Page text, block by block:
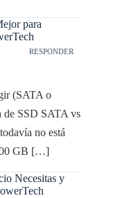
para
RESPONDER
(SATA o
de SSD SATA vs
no está
GB […]
Necesitas y